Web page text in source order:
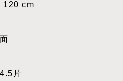
120 cm
片